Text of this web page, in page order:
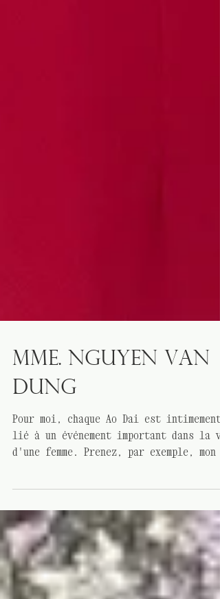
FLEUR DE MYOSOTIS
Mme. nguyen van
dung
Pour moi, chaque Ao Dai est intimement
lié à un événement important dans la
Dai blanc...